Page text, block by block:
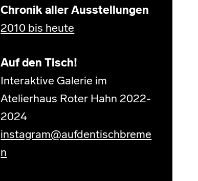
Chronik aller Ausstellungen
2010 bis heute
Auf den Tisch!
Interaktive Galerie im
Atelierhaus Roter Hahn 2022-
2024
instagram@aufdentischbreme
n